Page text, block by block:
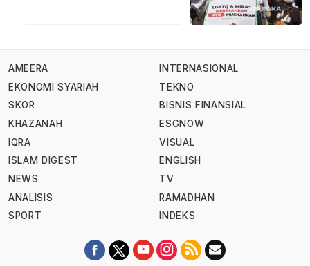
AMEERA
EKONOMI SYARIAH
SKOR
KHAZANAH
IQRA
ISLAM DIGEST
NEWS
ANALISIS
SPORT
INTERNASIONAL
TEKNO
BISNIS FINANSIAL
ESGNOW
VISUAL
ENGLISH
TV
RAMADHAN
INDEKS